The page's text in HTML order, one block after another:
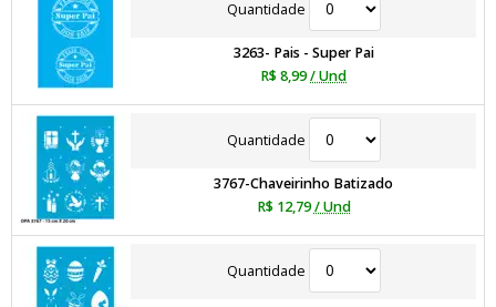
Quantidade
3263- Pais - Super Pai
R$ 8,99/ Und
Quantidade
3767-Chaveirinho Batizado
R$ 12,79 / Und
Quantidade